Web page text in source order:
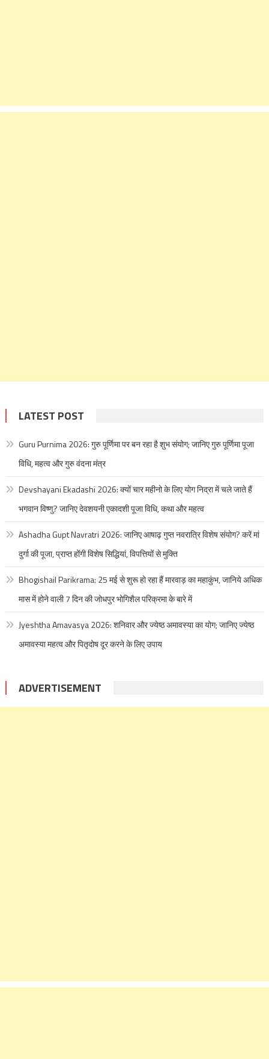
LATEST POST
Guru Purnima 2026: गुरु पूर्णिमा पर बन रहा है शुभ संयोग; जानिए गुरु पूर्णिमा पूजा
विधि, महत्व और गुरु वंदना मंत्र
Devshayani Ekadashi 2026: क्यों चार महीनो के लिए योग निद्रा में चले जाते हैं
भगवान विष्णु? जानिए देवशयनी एकादशी पूजा विधि, कथा और महत्व
Ashadha Gupt Navratri 2026: जानिए आषाढ़ गुप्त नवरात्रि विशेष संयोग? करें मां
दुर्गा की पूजा, प्राप्त होंगी विशेष सिद्धियां, विपत्तियों से मुक्ति
Bhogishail Parikrama: 25 मई से शुरू हो रहा हैं मारवाड़ का महाकुंभ, जानिये अधिक
मास में होने वाली 7 दिन की जोधपुर भोगिशैल परिक्रमा के बारे में
Jyeshtha Amavasya 2026: शनिवार और ज्येष्ठ अमावस्या का योग; जानिए ज्येष्ठ
अमावस्या महत्व और पितृदोष दूर करने के लिए उपाय
ADVERTISEMENT